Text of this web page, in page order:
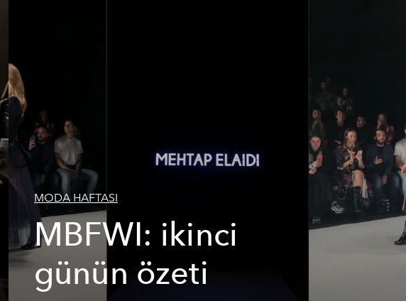
MODA HAFTASI
MBFWI: ikinci
günün özeti